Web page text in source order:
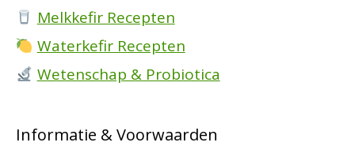
Melkkefir Recepten
Waterkefir Recepten
Wetenschap & Probiotica
Informatie & Voorwaarden